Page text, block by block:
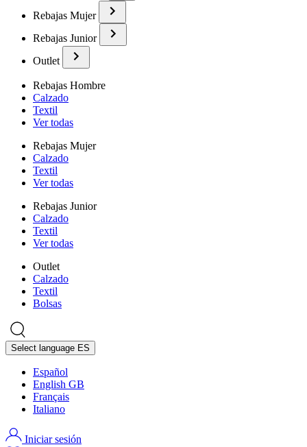
Rebajas Mujer
Rebajas Junior
Outlet
Rebajas Hombre
Calzado
Textil
Ver todas
Rebajas Mujer
Calzado
Textil
Ver todas
Rebajas Junior
Calzado
Textil
Ver todas
Outlet
Calzado
Textil
Bolsas
Select language ES
Español
English GB
Français
Italiano
Iniciar sesión